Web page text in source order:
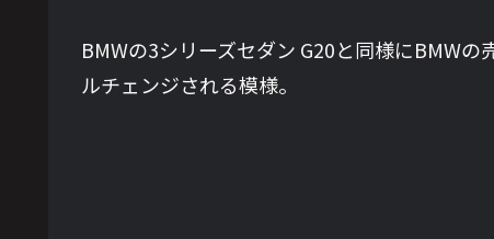
BMWの3シリーズセダン G20と同様にBMW
ルチェンジされる模様。